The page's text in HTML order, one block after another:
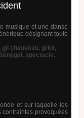
musique et une danse
désignant toute
, gil chauveau, griot,
Sénégal , spectacle,
et sur laquelle les
contraintes provoquées